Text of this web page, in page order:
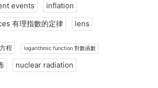
events
inflation
有理指數的定律 lens
程 logarithmic function 對數函數
nuclear radiation